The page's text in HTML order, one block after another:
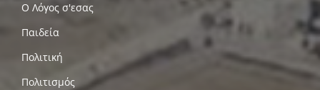
Ο Λόγος σ'εσας
Παιδεία
Πολιτική
Πολιτισμός